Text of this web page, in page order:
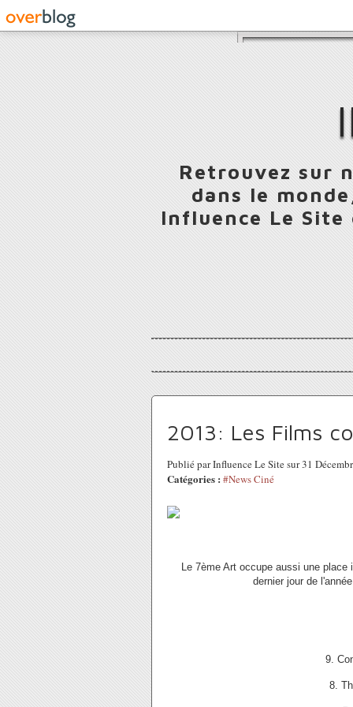
Retrouvez sur
dans le
Influence Le
2013: Les Films
Publié par Influence Le Site sur 31
Catégories : #News Ciné
Le 7ème Art occupe aussi une place
dernier jour de
9.
8.